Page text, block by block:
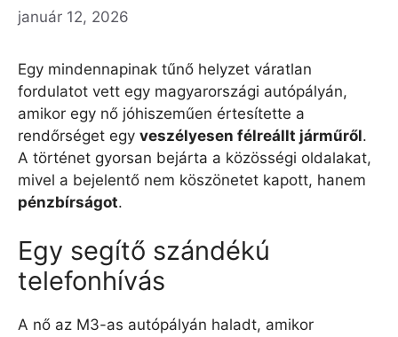
január 12, 2026
Egy mindennapinak tűnő helyzet váratlan
fordulatot vett egy magyarországi autópályán,
amikor egy nő jóhiszeműen értesítette a
rendőrséget egy veszélyesen félreállt járműről.
A történet gyorsan bejárta a közösségi oldalakat,
mivel a bejelentő nem köszönetet kapott, hanem
pénzbírságot.
Egy segítő szándékú
telefonhívás
A nő az M3-as autópályán haladt, amikor